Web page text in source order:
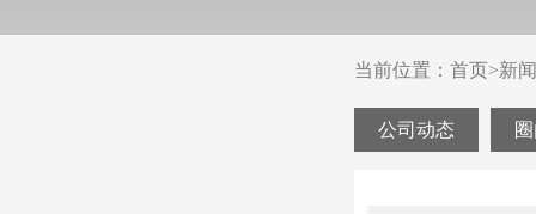
当前位置： 首页>新
公司动态